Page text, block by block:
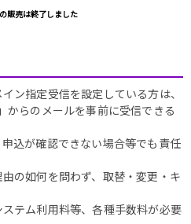
販売は終了しました
ン指定受信を設定している方は、
らのメールを事前に受信できる
込が確認できない場合等でも責任
の如何を問わず、取替・変更・キ
テム利用料等、各種手数料が必要